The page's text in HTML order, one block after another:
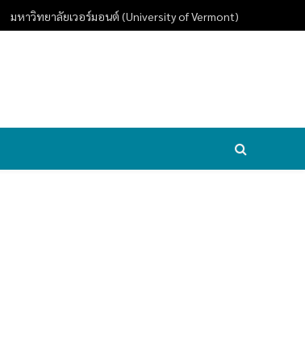
มหาวิทยาลัยเวอร์มอนต์ (University of Vermont)